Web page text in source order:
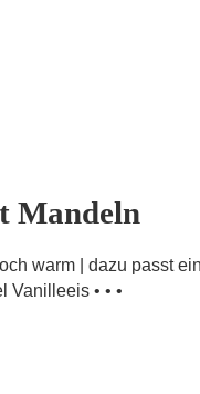
Mandeln
warm | dazu passt
• • •